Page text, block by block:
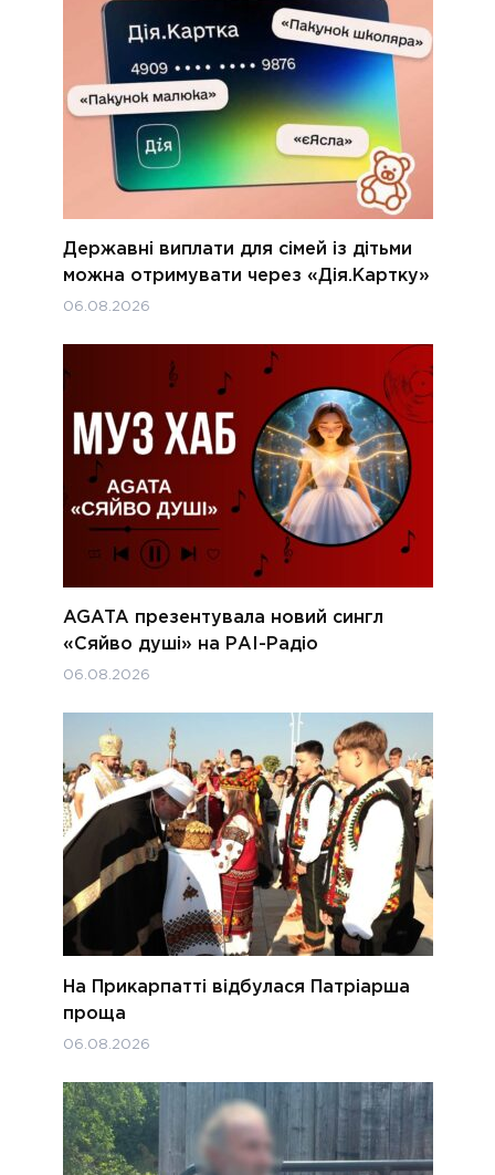
Державні виплати для сімей із дітьми
можна отримувати через «Дія.Картку»
06.08.2026
AGATA презентувала новий сингл
«Сяйво душі» на РАІ-Радіо
06.08.2026
На Прикарпатті відбулася Патріарша
проща
06.08.2026